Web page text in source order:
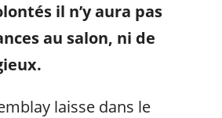
il n’y aura pas
au salon, ni de
laisse dans le